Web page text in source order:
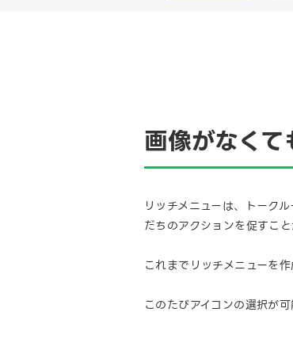
画像がなく
リッチメニューは、トーク
だちのアクションを促すこと
これまでリッチメニューを
このたびアイコンの選択が